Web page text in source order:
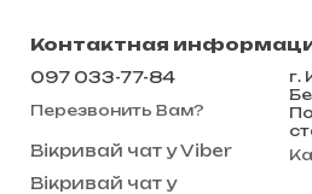
Контактная
097 033-77-84
Перезвонить Вам?
Вікривай чат у Viber
Вікривай чат у
г.